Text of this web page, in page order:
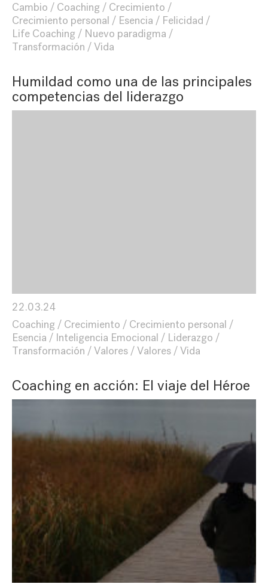
Cambio
Coaching
Crecimiento
Crecimiento personal
Esencia
Felicidad
Life Coaching
Nuevo paradigma
Transformación
Vida
Humildad como una de las principales
competencias del liderazgo
22.03.24
Coaching
Crecimiento
Crecimiento personal
Esencia
Inteligencia Emocional
Liderazgo
Transformación
Valores Valores Vida
Coaching en acción: El viaje del Héroe